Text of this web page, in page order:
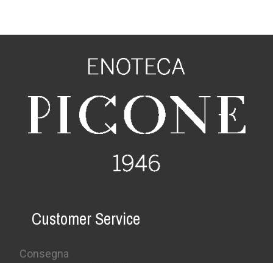
Customer Service
Consegna